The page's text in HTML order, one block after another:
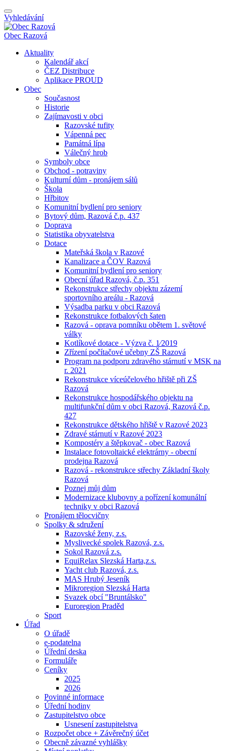
Vyhledávání
Obec Razová
Aktuality
Kalendář akcí
ČEZ Distribuce
Aplikace PROUD
Obec
Současnost
Historie
Zajímavosti v obci
Razovské tufity
Vápenná pec
Památná lípa
Válečný hrob
Symboly obce
Obchod - potraviny
Kulturní dům - pronájem sálů
Škola
Hřbitov
Komunitní bydlení pro seniory
Bytový dům, Razová č.p. 437
Doprava
Statistika obyvatelstva
Dotace
Mateřská škola v Razové
Kanalizace a ČOV Razová
Komunitní bydlení pro seniory
Obecní úřad Razová, č.p. 351
Rekonstrukce střechy objektu zázemí
sportovního areálu - Razová
Výsadba parku v obci Razová
Rekonstrukce fotbalových šaten
Razová - oprava pomníku obětem 1. světové
války
Kotlíkové dotace - Výzva č. 1⁄2019
Zřízení počítačové učebny ZŠ Razová
Program na podporu zdravého stárnutí v MSK na
r. 2021
Rekonstrukce víceúčelového hřiště při ZŠ
Razová
Rekonstrukce hospodářského objektu na
multifunkční dům v obci Razová, Razová č.p.
427
Rekonstrukce dětského hřiště v Razové 2023
Zdravé stárnutí v Razové 2023
Kompostéry a štěpkovač - obec Razová
Instalace fotovoltaické elektrárny - obecní
prodejna Razová
Razová - rekonstrukce střechy Základní školy
Razová
Poznej můj dům
Modernizace klubovny a pořízení komunální
techniky v obci Razová
Pronájem tělocvičny
Spolky & sdružení
Razovské ženy, z.s.
Myslivecké spolek Razová, z.s.
Sokol Razová z.s.
EquiRelax Slezská Harta,z.s.
Yacht club Razová, z.s.
MAS Hrubý Jeseník
Mikroregion Slezská Harta
Svazek obcí "Bruntálsko"
Euroregion Praděd
Sport
Úřad
O úřadě
e-podatelna
Úřední deska
Formuláře
Ceníky
2025
2026
Povinné informace
Úřední hodiny
Zastupitelstvo obce
Usnesení zastupitelstva
Rozpočet obce + Závěrečný účet
Obecně závazné vyhlášky